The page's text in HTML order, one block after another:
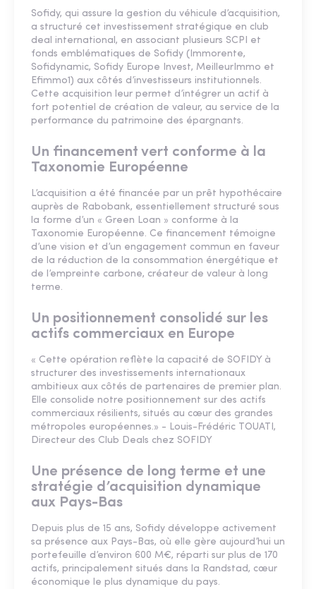
Sofidy, qui assure la gestion du véhicule d’acquisition,
a structuré cet investissement stratégique en club
deal international, en associant plusieurs SCPI et
fonds emblématiques de Sofidy (Immorente,
Sofidynamic, Sofidy Europe Invest, MeilleurImmo et
Efimmo1) aux côtés d’investisseurs institutionnels.
Cette acquisition leur permet d’intégrer un actif à
fort potentiel de création de valeur, au service de la
performance du patrimoine des épargnants.
Un financement vert conforme à la
Taxonomie Européenne
L’acquisition a été financée par un prêt hypothécaire
auprès de Rabobank, essentiellement structuré sous
la forme d’un « Green Loan » conforme à la
Taxonomie Européenne. Ce financement témoigne
d’une vision et d’un engagement commun en faveur
de la réduction de la consommation énergétique et
de l’empreinte carbone, créateur de valeur à long
terme.
Un positionnement consolidé sur les
actifs commerciaux en Europe
« Cette opération reflète la capacité de SOFIDY à
structurer des investissements internationaux
ambitieux aux côtés de partenaires de premier plan.
Elle consolide notre positionnement sur des actifs
commerciaux résilients, situés au cœur des grandes
métropoles européennes.» - Louis-Frédéric TOUATI,
Directeur des Club Deals chez SOFIDY
Une présence de long terme et une
stratégie d’acquisition dynamique
aux Pays-Bas
Depuis plus de 15 ans, Sofidy développe activement
sa présence aux Pays-Bas, où elle gère aujourd’hui un
portefeuille d’environ 600 M€, réparti sur plus de 170
actifs, principalement situés dans la Randstad, cœur
économique le plus dynamique du pays.